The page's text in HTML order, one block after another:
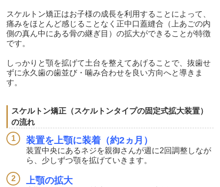
スケルトン矯正はお子様の成長を利用することによって、
痛みをほとんど感じることなく正中口蓋縫合（上あごの内
側の真ん中にある骨の継ぎ目）の拡大ができることが特徴
です。
しっかりと顎を拡げて土台を整えてあげることで、抜歯せ
ずに永久歯の歯並び・噛み合わせを良い方向へと導きま
す。
スケルトン矯正（スケルトンタイプの固定式拡大装置）
の流れ
装置を上顎に装着（約2ヵ月）
装置中央にあるネジを親御さんが週に2回調整しなが
ら、少しずつ顎を拡げていきます。
上顎の拡大